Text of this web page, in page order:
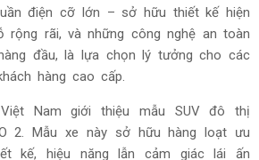
điện cỡ lớn – sở hữu thiết kế hiện
rộng rãi, và những công nghệ an toàn
đầu, là lựa chọn lý tưởng cho các
hàng cao cấp.
Việt Nam giới thiệu mẫu SUV đô thị
2. Mẫu xe này sở hữu hàng loạt ưu
kế, hiệu năng lẫn cảm giác lái ấn